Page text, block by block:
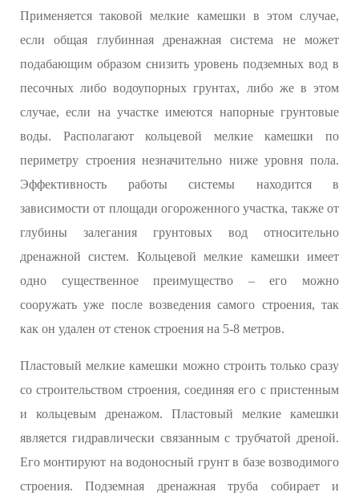
Применяется таковой мелкие камешки в этом случае,
если общая глубинная дренажная система не может
подабающим образом снизить уровень подземных вод в
песочных либо водоупорных грунтах, либо же в этом
случае, если на участке имеются напорные грунтовые
воды. Располагают кольцевой мелкие камешки по
периметру строения незначительно ниже уровня пола.
Эффективность работы системы находится в
зависимости от площади огороженного участка, также от
глубины залегания грунтовых вод относительно
дренажной систем. Кольцевой мелкие камешки имеет
одно существенное преимущество – его можно
сооружать уже после возведения самого строения, так
как он удален от стенок строения на 5-8 метров.
Пластовый мелкие камешки можно строить только сразу
со строительством строения, соединяя его с пристенным
и кольцевым дренажом. Пластовый мелкие камешки
является гидравлически связанным с трубчатой дреной.
Его монтируют на водоносный грунт в базе возводимого
строения. Подземная дренажная труба собирает и